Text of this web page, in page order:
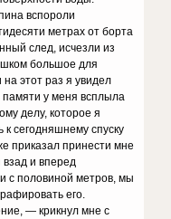
вспороли
метрах от борта
след, исчезли из
большое для
этот раз я увидел
у меня всплыла
делу, которое я
к сегодняшнему спуску
приказал принести мне
и вперед
с половиной метров, мы
его.
— крикнул мне с